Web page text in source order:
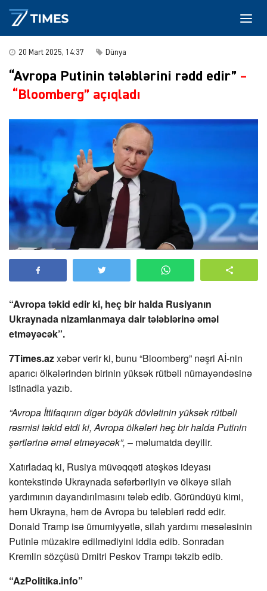
20 Mart 2025, 14:37 Dünya
“Avropa Putinin tələblərini rədd edir” –
“Bloomberg” açıqladı
“Avropa təkid edir ki, heç bir halda Rusiyanın
Ukraynada nizamlanmaya dair tələblərinə əməl
etməyəcək”.
7Times.azxəbər verir ki, bunu “Bloomberg” nəşri Aİ-nin
aparıcı ölkələrindən birinin yüksək rütbəli nümayəndəsinə
istinadla yazıb.
“Avropa İttifaqının digər böyük dövlətinin yüksək rütbəli
rəsmisi təkid etdi ki, Avropa ölkələri heç bir halda Putinin
şərtlərinə əməl etməyəcək”, – məlumatda deyilir.
Xatırladaq ki, Rusiya müvəqqəti atəşkəs ideyası
kontekstində Ukraynada səfərbərliyin və ölkəyə silah
yardımının dayandırılmasını tələb edib. Göründüyü kimi,
həm Ukrayna, həm də Avropa bu tələbləri rədd edir.
Donald Tramp isə ümumiyyətlə, silah yardımı məsələsinin
Putinlə müzakirə edilmədiyini iddia edib. Sonradan
Kremlin sözçüsü Dmitri Peskov Trampı təkzib edib.
“AzPolitika.info”